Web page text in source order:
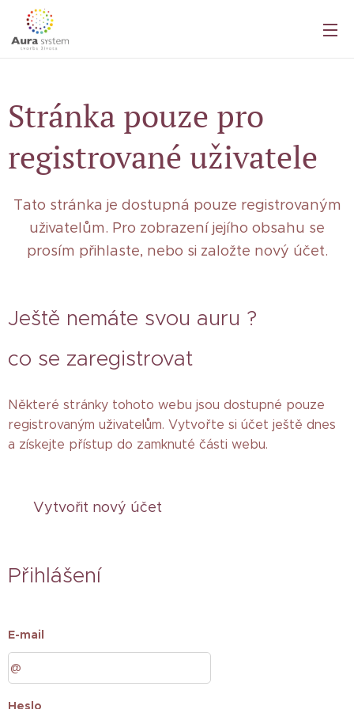
Stránka pouze pro
registrované uživatele
Tato stránka je dostupná pouze registrovaným
uživatelům. Pro zobrazení jejího obsahu se
prosím přihlaste, nebo si založte nový účet.
Ještě nemáte svou auru ?
co se zaregistrovat
Některé stránky tohoto webu jsou dostupné pouze
registrovaným uživatelům. Vytvořte si účet ještě dnes
a získejte přístup do zamknuté části webu.
Vytvořit nový účet
Přihlášení
E-mail
Heslo